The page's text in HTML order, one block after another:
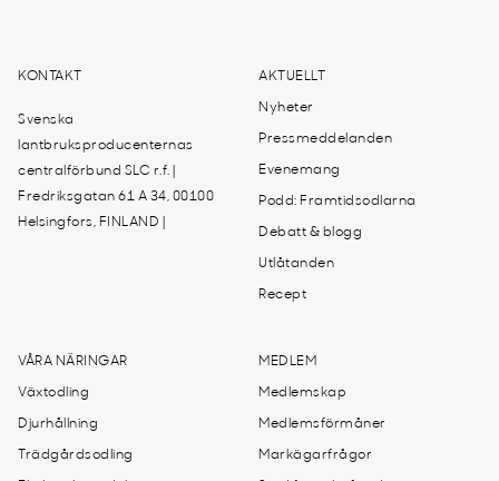
KONTAKT
Svenska
lantbruksproducenternas
centralförbund SLC r.f. |
Fredriksgatan 61 A 34, 00100
Helsingfors, FINLAND |
AKTUELLT
Nyheter
Pressmeddelanden
Evenemang
Podd: Framtidsodlarna
Debatt & blogg
Utlåtanden
Recept
VÅRA NÄRINGAR
Växtodling
Djurhållning
Trädgårdsodling
MEDLEM
Medlemskap
Medlemsförmåner
Markägarfrågor